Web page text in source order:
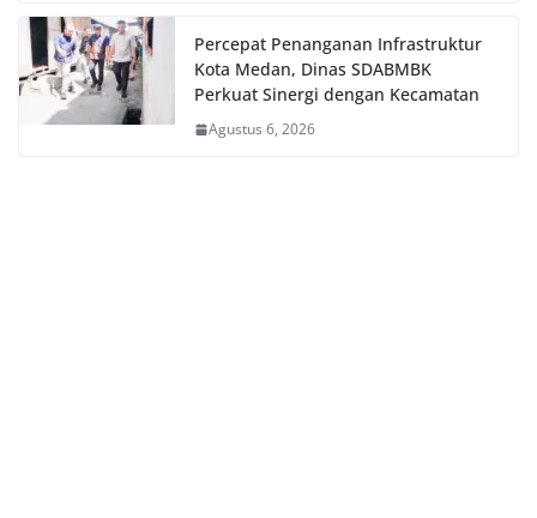
Percepat Penanganan Infrastruktur
Kota Medan, Dinas SDABMBK
Perkuat Sinergi dengan Kecamatan
Agustus 6, 2026